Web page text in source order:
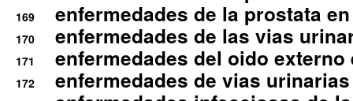
169 enfermedades de la prostata
170 enfermedades de las vias
171 enfermedades del oido
172 enfermedades de vias